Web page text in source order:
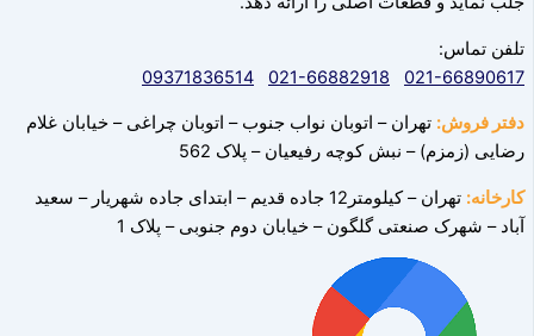
تلفن تماس:
021-66890617
021-66882918
09371836514
دفتر فروش: تهران – اتوبان نواب جنوب – اتوبان چراغی – خیابان غلام
رضایی (زمزم) – نبش کوچه رفیعیان – پلاک 562
کارخانه:
تهران – کیلومتر12 جاده قدیم – ابتدای جاده شهریار – سعید
آباد – شهرک صنعتیگلگون – خیابان دوم جنوبی – پلاک 1